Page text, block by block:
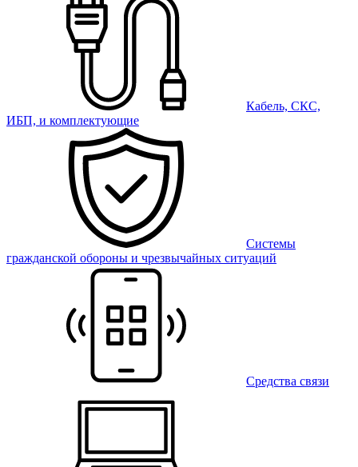
Кабель, СКС,
ИБП, и комплектующие
Системы
гражданской обороны и чрезвычайных ситуаций
Средства связи